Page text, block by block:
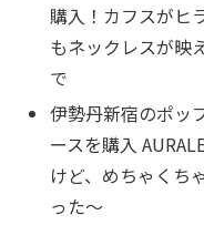
購入！カフスがヒ
もネックレスが映
で
伊勢丹新宿のポッ
ースを購入
けど、めちゃくち
った〜